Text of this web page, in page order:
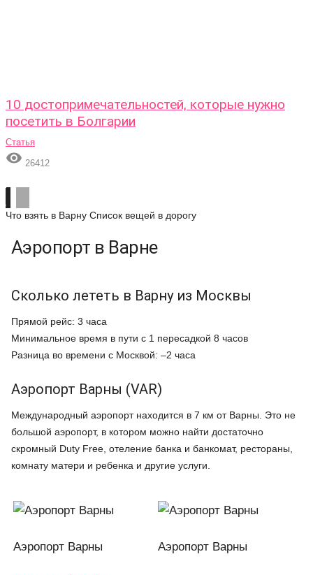
10 достопримечательностей, которые нужно
посетить в Болгарии
Статья
 26412
Что взять в Варну Список вещей в дорогу
Аэропорт в Варне
Сколько лететь в Варну из Москвы
Прямой рейс: 3 часа
Минимальное время в пути с 1 пересадкой 8 часов
Разница во времени с Москвой: –2 часа
Аэропорт Варны (VAR)
Международный аэропорт находится в 7 км от Варны. Это не
большой аэропорт, в котором можно найти достаточно
скромный Duty Free, отеление банка и банкомат, рестораны,
комнату матери и ребенка и другие услуги.
Аэропорт Варны Аэропорт Варны